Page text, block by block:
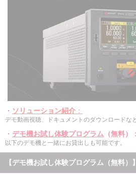
・ ソリューション紹介 ：
デモ動画視聴、ドキュメントのダウンロードな
・ デモ機お試し体験プログラム （無料） ：
以下のデモ機と一緒にお貸出しも可能です。
【デモ機お試し体験プログラム（無料）】